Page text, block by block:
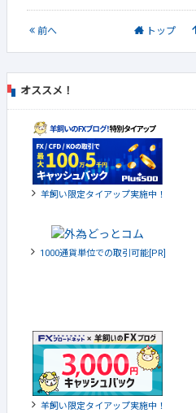
前へ トップ
オススメ！
羊飼い限定タイアップ実施中！
1000通貨単位での取引可能[PR]
羊飼い限定タイアップ実施中！